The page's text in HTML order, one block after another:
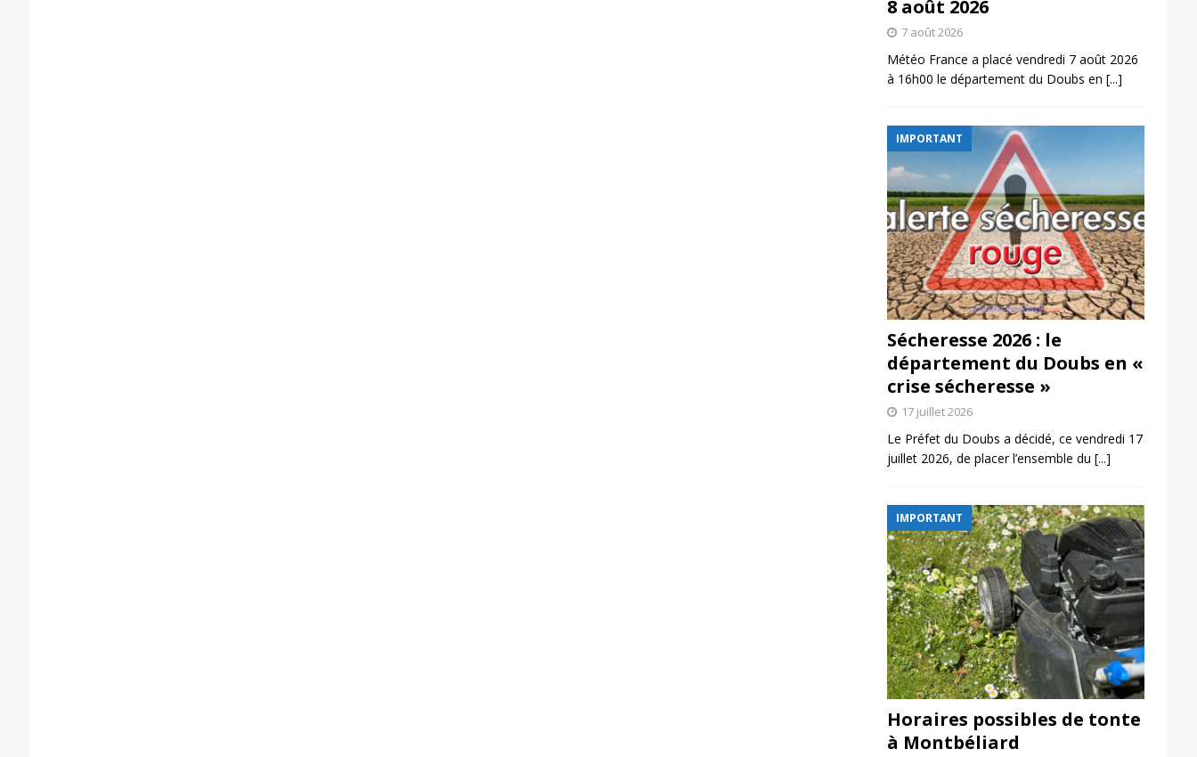
8 août 2026
7 août 2026
Météo France a placé vendredi 7 août 2026
à 16h00 le département du Doubs en [...]
IMPORTANT
Sécheresse 2026 : le
département du Doubs en «
crise sécheresse »
17 juillet 2026
Le Préfet du Doubs a décidé, ce vendredi 17
juillet 2026, de placer l’ensemble du [...]
IMPORTANT
Horaires possibles de tonte
à Montbéliard